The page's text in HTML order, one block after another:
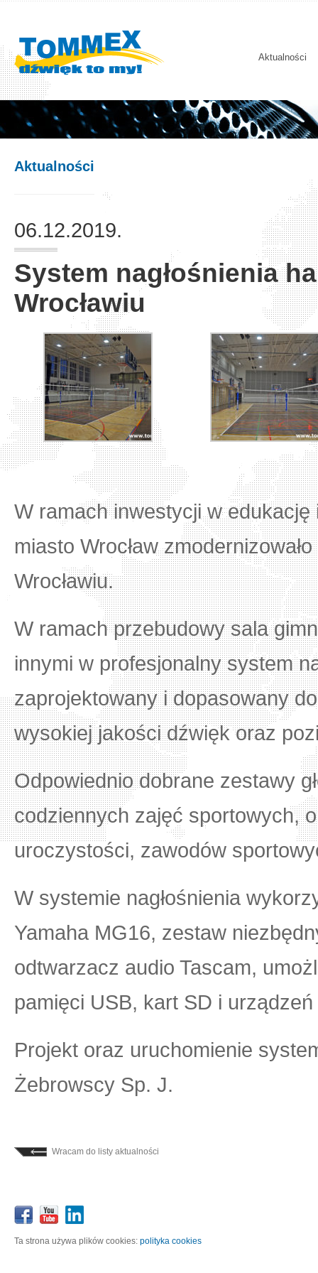
Aktualności
Aktualności
06.12.2019.
System nagłośnienia
Wrocławiu
W ramach inwestycji w
miasto Wrocław
Wrocławiu.
W ramach przebudowy sala
innymi w profesjonalny system
zaprojektowany i dopasowany
wysokiej jakości dźwięk oraz
Odpowiednio dobrane zestawy
codziennych zajęć sportowych,
uroczystości, zawodów
W systemie nagłośnienia
Yamaha MG16, zestaw
odtwarzacz audio Tascam,
pamięci USB, kart SD i
Projekt oraz uruchomienie
Żebrowscy Sp. J.
Wracam do listy aktualności
Ta strona używa plików cookies: polityka cookies